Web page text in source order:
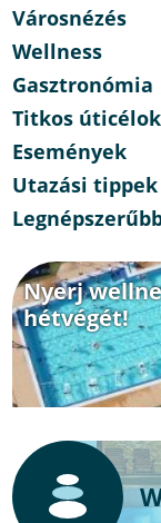
Városnézés
Wellness
Gasztronómia
Titkos úticélok
Események
Utazási tippek
Nyerj
hétvégét!